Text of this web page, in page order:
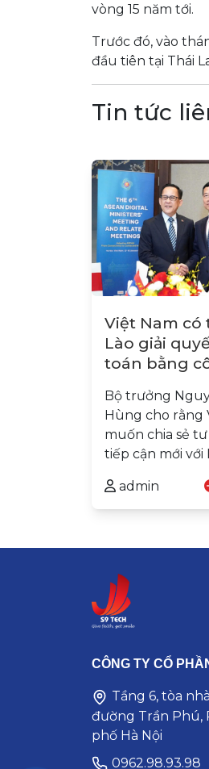
vòng 15 năm tới.
Trước đó, vào
đầu tiên tại Thái
Tin tức
Việt Nam có
Lào giải
toán bằng
Bộ trưởng
Hùng cho rằng
muốn chia sẻ
tiếp cận mới với
admin
CÔNG TY CỔ
Tầng 6, tòa
đường Trần Phú,
phố Hà Nội
0962.98.93.98